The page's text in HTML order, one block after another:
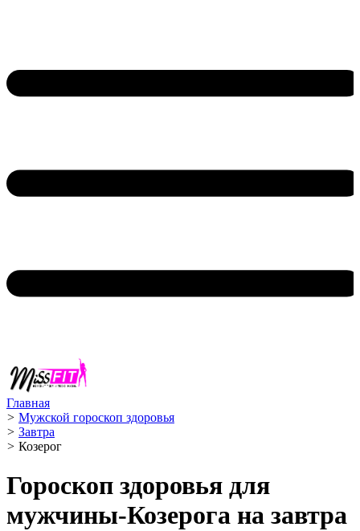
Главная
> Мужской гороскоп здоровья
> Завтра
> Козерог ️
Гороскоп здоровья для
мужчины-Козерога на завтра